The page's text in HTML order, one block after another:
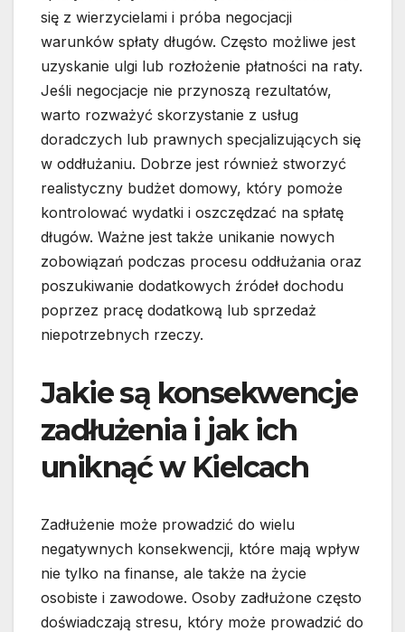
się z wierzycielami i próba negocjacji
warunków spłaty długów. Często możliwe jest
uzyskanie ulgi lub rozłożenie płatności na raty.
Jeśli negocjacje nie przynoszą rezultatów,
warto rozważyć skorzystanie z usług
doradczych lub prawnych specjalizujących się
w oddłużaniu. Dobrze jest również stworzyć
realistyczny budżet domowy, który pomoże
kontrolować wydatki i oszczędzać na spłatę
długów. Ważne jest także unikanie nowych
zobowiązań podczas procesu oddłużania oraz
poszukiwanie dodatkowych źródeł dochodu
poprzez pracę dodatkową lub sprzedaż
niepotrzebnych rzeczy.
Jakie są konsekwencje
zadłużenia i jak ich
uniknąć w Kielcach
Zadłużenie może prowadzić do wielu
negatywnych konsekwencji, które mają wpływ
nie tylko na finanse, ale także na życie
osobiste i zawodowe. Osoby zadłużone często
doświadczają stresu, który może prowadzić do